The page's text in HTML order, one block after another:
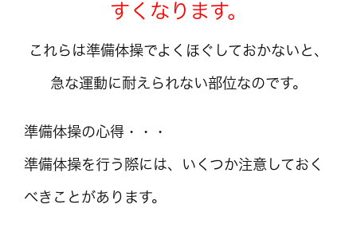
すくなります。
これらは準備体操でよくほぐしておかないと、
急な運動に耐えられない部位なのです。
準備体操の心得・・・
準備体操を行う際には、いくつか注意しておく
べきことがあります。